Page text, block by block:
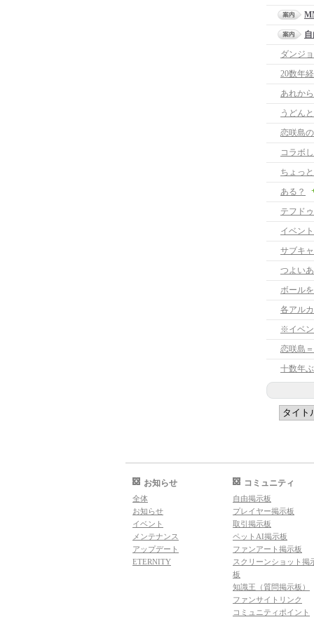
ダンジ
20数年
あれか
うどん
恋咲島
コラボ
ちょっ
ある？
テフド
イベン
サブキ
つよい
ボール
各アル
※イベ
恋咲島
十数年
お知らせ
全体
お知らせ
イベント
メンテナンス
アップデート
ETERNITY
コミュニティ
自由掲示板
プレイヤー掲示板
取引掲示板
ペットAI掲示板
ファンアート掲示板
スクリーンショット掲
板
知識王（質問掲示板）
ファンサイトリンク
コミュニティポイント